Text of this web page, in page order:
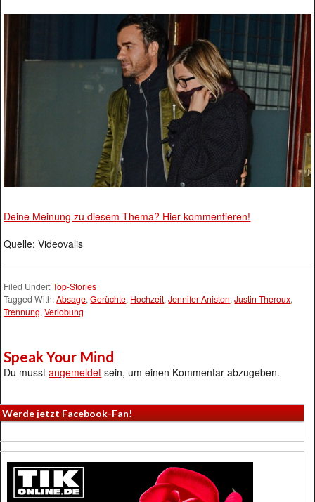
Deine Meinung zu diesem Thema? Hier kommentieren!
Quelle: Videovalis
Filed Under:Top-Stories
Tagged With:Absage,Gerüchte, Hochzeit,Jennifer Aniston,Justin Theroux,
Trennung,Verlobung
Speak Your Mind
Du musstangemeldet sein, um einen Kommentar abzugeben.
Werde jetzt Facebook-Fan!